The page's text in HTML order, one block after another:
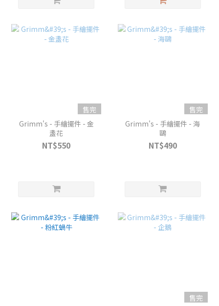
售完
Grimm's - 手繪擺件 - 金
盞花
NT$550
售完
Grimm's - 手繪擺件 - 海
鷗
NT$490
售完